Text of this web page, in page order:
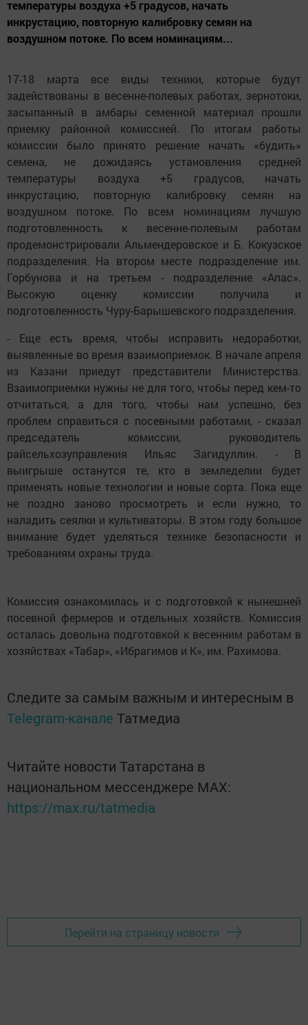
температуры воздуха +5 градусов, начать
инкрустацию, повторную калибровку семян на
воздушном потоке. По всем номинациям...
17-18 марта все виды техники, которые будут
задействованы в весенне-полевых работах, зернотоки,
засыпанный в амбары семенной материал прошли
приемку районной комиссией. По итогам работы
комиссии было принято решение начать «будить»
семена, не дожидаясь установления средней
температуры воздуха +5 градусов, начать
инкрустацию, повторную калибровку семян на
воздушном потоке. По всем номинациям лучшую
подготовленность к весенне-полевым работам
продемонстрировали Альмендеровское и Б. Кокузское
подразделения. На втором месте подразделение им.
Горбунова и на третьем - подразделение «Апас».
Высокую оценку комиссии получила и
подготовленность Чуру-Барышевского подразделения.
- Еще есть время, чтобы исправить недоработки,
выявленные во время взаимоприемок. В начале апреля
из Казани приедут представители Министерства.
Взаимоприемки нужны не для того, чтобы перед кем-то
отчитаться, а для того, чтобы нам успешно, без
проблем справиться с посевными работами, - сказал
председатель комиссии, руководитель
райсельхозуправления Ильяс Загидуллин. - В
выигрыше останутся те, кто в земледелии будет
применять новые технологии и новые сорта. Пока еще
не поздно заново просмотреть и если нужно, то
наладить сеялки и культиваторы. В этом году большое
внимание будет уделяться технике безопасности и
требованиям охраны труда.
Комиссия ознакомилась и с подготовкой к нынешней
посевной фермеров и отдельных хозяйств. Комиссия
осталась довольна подготовкой к весенним работам в
хозяйствах «Табар», «Ибрагимов и К», им. Рахимова.
Следите за самым важным и интересным в
Telegram-канале Татмедиа
Читайте новости Татарстана в
национальном мессенджере MАХ:
https://max.ru/tatmedia
Перейти на страницу новости